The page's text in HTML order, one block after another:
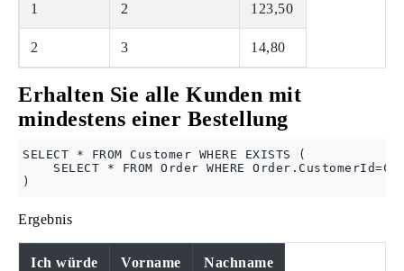
1 2 123,50
2 3 14,80
Erhalten Sie alle Kunden mit
mindestens einer Bestellung
SELECT * FROM Customer WHERE EXISTS (
SELECT * FROM Order WHERE
Ergebnis
Ich würde Vorname Nachname